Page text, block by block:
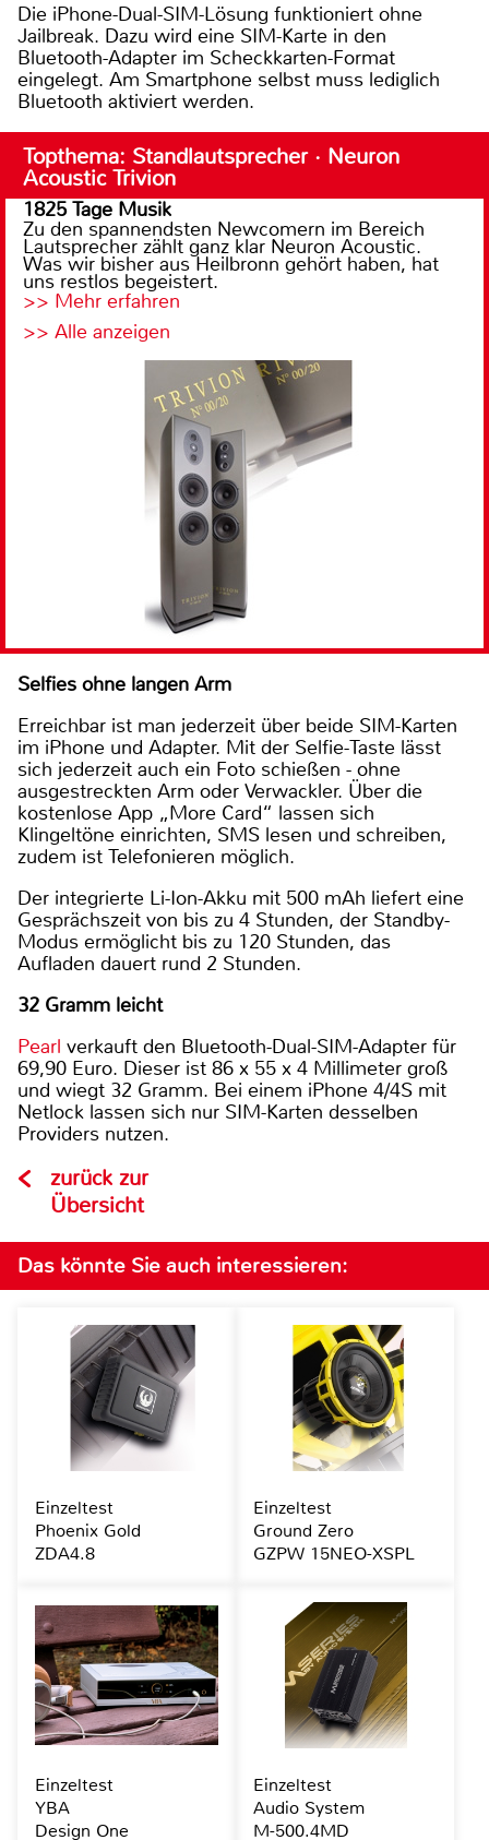
Die iPhone-Dual-SIM-Lösung funktioniert ohne
Jailbreak. Dazu wird eine SIM-Karte in den
Bluetooth-Adapter im Scheckkarten-Format
eingelegt. Am Smartphone selbst muss lediglich
Bluetooth aktiviert werden.
Topthema: Standlautsprecher · Neuron
Acoustic Trivion
1825 Tage Musik
Zu den spannendsten Newcomern im Bereich
Lautsprecher zählt ganz klar Neuron Acoustic.
Was wir bisher aus Heilbronn gehört haben, hat
uns restlos begeistert.
>> Mehr erfahren
>> Alle anzeigen
Selfies ohne langen Arm
Erreichbar ist man jederzeit über beide SIM-Karten
im iPhone und Adapter. Mit der Selfie-Taste lässt
sich jederzeit auch ein Foto schießen - ohne
ausgestreckten Arm oder Verwackler. Über die
kostenlose App „More Card“ lassen sich
Klingeltöne einrichten, SMS lesen und schreiben,
zudem ist Telefonieren möglich.
Der integrierte Li-Ion-Akku mit 500 mAh liefert eine
Gesprächszeit von bis zu 4 Stunden, der Standby-
Modus ermöglicht bis zu 120 Stunden, das
Aufladen dauert rund 2 Stunden.
32 Gramm leicht
Pearl verkauft den Bluetooth-Dual-SIM-Adapter für
69,90 Euro. Dieser ist 86 x 55 x 4 Millimeter groß
und wiegt 32 Gramm. Bei einem iPhone 4/4S mit
Netlock lassen sich nur SIM-Karten desselben
Providers nutzen.
zurück zur
Übersicht
Das könnte Sie auch interessieren:
Einzeltest
Phoenix Gold
ZDA4.8
Einzeltest
Ground Zero
GZPW 15NEO-XSPL
Einzeltest
YBA
Design One
Einzeltest
Audio System
M-500.4MD